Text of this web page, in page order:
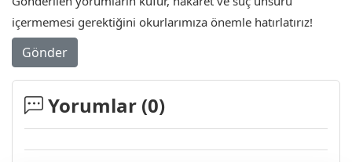
içermemesi gerektiğini okurlarımıza önemle hatırlatırız!
Gönder
Yorumlar (0)